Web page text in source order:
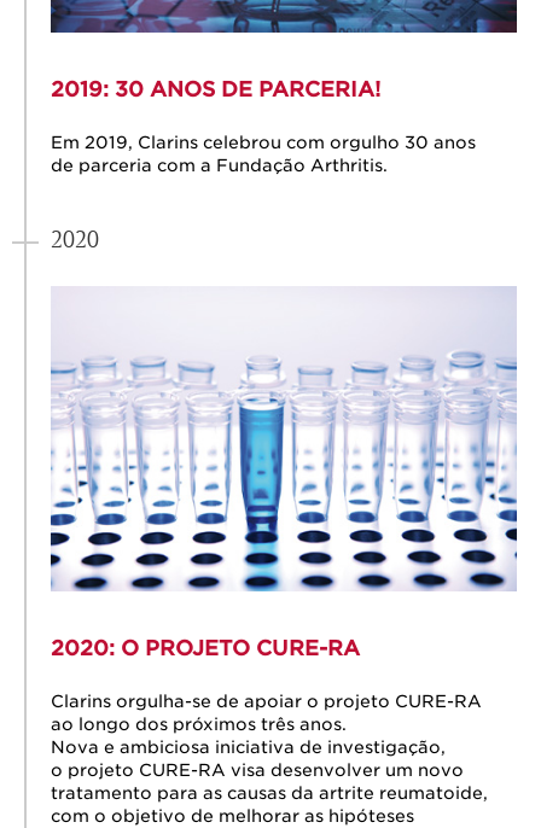
2019: 30 ANOS DE PARCERIA!
Em 2019, Clarins celebrou com orgulho 30 anos
de parceria com a Fundação Arthritis.
2020
2020: O PROJETO CURE-RA
Clarins orgulha-se de apoiar o projeto CURE-RA
ao longo dos próximos três anos.
Nova e ambiciosa iniciativa de investigação,
o projeto CURE-RA visa desenvolver um novo
tratamento para as causas da artrite reumatoide,
com o objetivo de melhorar as hipóteses